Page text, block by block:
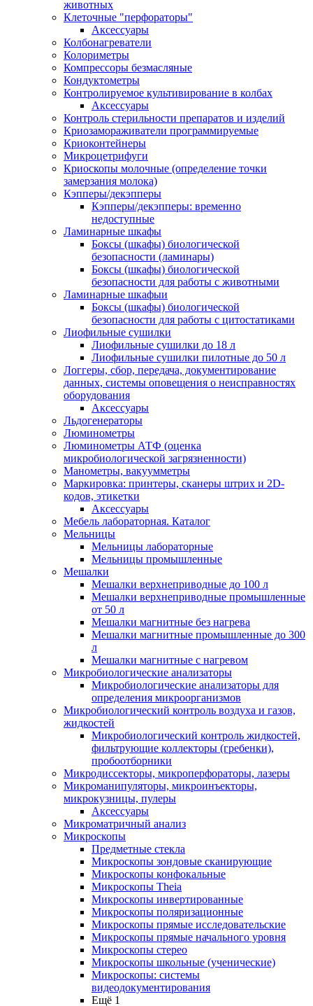
животных
Клеточные "перфораторы"
Аксессуары
Колбонагреватели
Колориметры
Компрессоры безмасляные
Кондуктометры
Контролируемое культивирование в колбах
Аксессуары
Контроль стерильности препаратов и изделий
Криозамораживатели программируемые
Криоконтейнеры
Микроцетрифуги
Криоскопы молочные (определение точки
замерзания молока)
Кэпперы/декэпперы
Кэпперы/декэпперы: временно
недоступные
Ламинарные шкафы
Боксы (шкафы) биологической
безопасности (ламинары)
Боксы (шкафы) биологической
безопасности для работы с животными
Ламинарные шкафыи
Боксы (шкафы) биологической
безопасности для работы с цитостатиками
Лиофильные сушилки
Лиофильные сушилки до 18 л
Лиофильные сушилки пилотные до 50 л
Логгеры, сбор, передача, документирование
данных, системы оповещения о неисправностях
оборудования
Аксессуары
Льдогенераторы
Люминометры
Люминометры АТФ (оценка
микробиологической загрязненности)
Манометры, вакуумметры
Маркировка: принтеры, сканеры штрих и 2D-
кодов, этикетки
Аксессуары
Мебель лабораторная. Каталог
Мельницы
Мельницы лабораторные
Мельницы промышленные
Мешалки
Мешалки верхнеприводные до 100 л
Мешалки верхнеприводные промышленные
от 50 л
Мешалки магнитные без нагрева
Мешалки магнитные промышленные до 300
л
Мешалки магнитные с нагревом
Микробиологические анализаторы
Микробиологические анализаторы для
определения микроорганизмов
Микробиологический контроль воздуха и газов,
жидкостей
Микробиологический контроль жидкостей,
фильтрующие коллекторы (гребенки),
пробоотборники
Микродиссекторы, микроперфораторы, лазеры
Микроманипуляторы, микроинъекторы,
микрокузницы, пулеры
Аксессуары
Микроматричный анализ
Микроскопы
Предметные стекла
Микроскопы зондовые сканирующие
Микроскопы конфокальные
Микроскопы Theia
Микроскопы инвертированные
Микроскопы поляризационные
Микроскопы прямые исследовательские
Микроскопы прямые начального уровня
Микроскопы стерео
Микроскопы школьные (ученические)
Микроскопы: системы
видеодокументирования
Ещё 1